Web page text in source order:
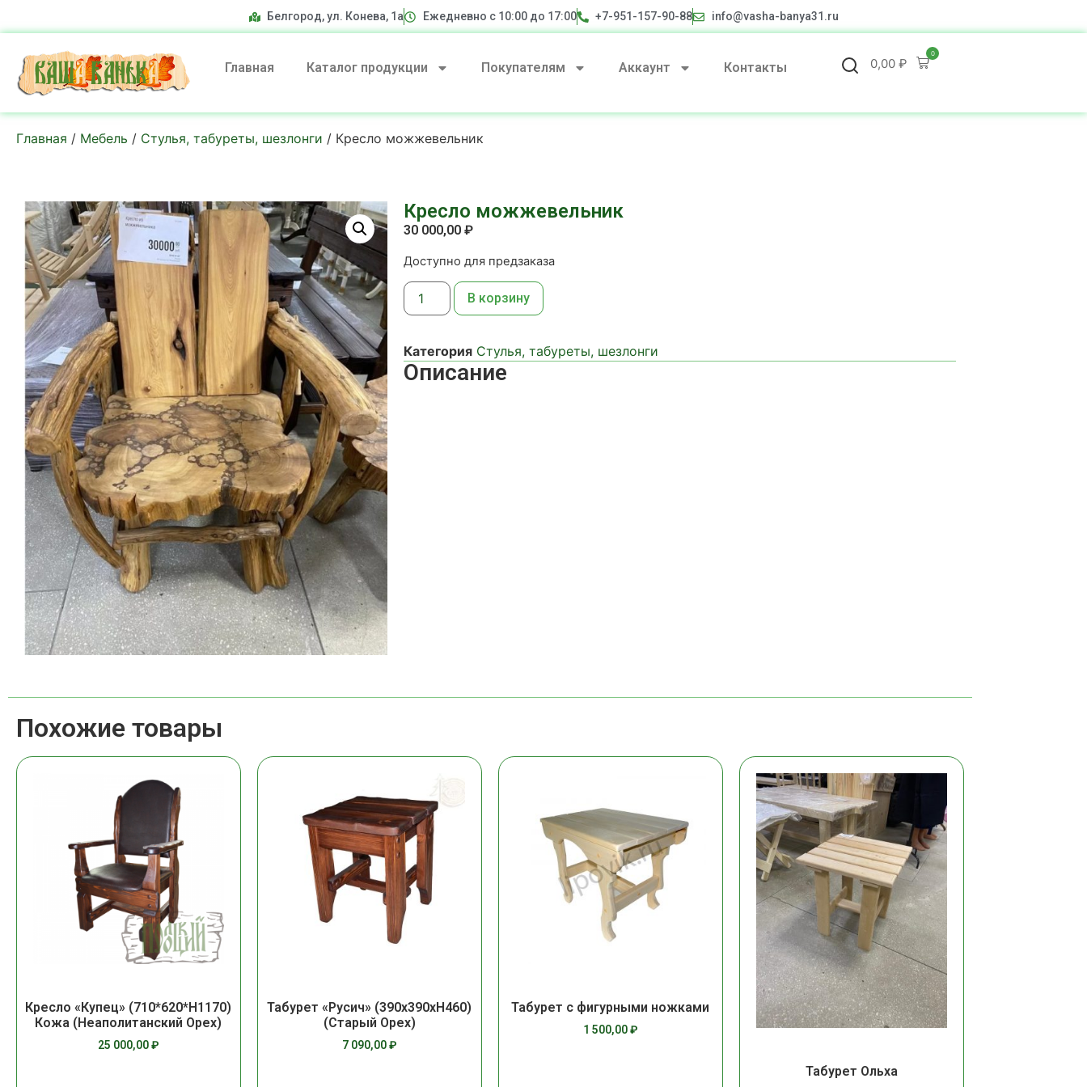
Белгород, ул. Конева, 1а Ежедневно с 10:00 до 17:00 +7-951-157-90-88 info@vasha-banya31.ru
Главная Каталог продукции Покупателям Аккаунт Контакты 0,00₽
0
Главная / Мебель / Стулья, табуреты, шезлонги / Кресло можжевельник
Кресло можжевельник
30 000,00 ₽
Доступно для предзаказа
В корзину
Категория Стулья, табуреты, шезлонги
Описание
Похожие товары
Кресло «Купец» (710*620*Н1170)
Кожа (Неаполитанский Орех)
25 000,00₽
Табурет «Русич» (390х390хН460)
(Старый Орех)
7 090,00₽
Табурет с фигурными ножками
1 500,00₽
Табурет Ольха